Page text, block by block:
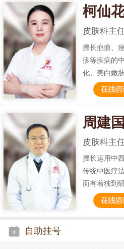
柯仙
皮肤科主
擅长疤痕、
疹等疾病的
化、美白嫩
周建国
皮肤科主
擅长运用中
传统中医疗
面有着独到
自助挂号